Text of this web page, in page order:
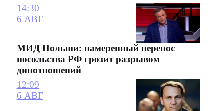
14:30
6 АВГ
МИД Польши: намеренный перенос
посольства РФ грозит разрывом
дипотношений
12:09
6 АВГ